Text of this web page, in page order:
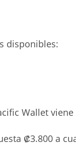
disponibles:
Wallet
₡3.800 a